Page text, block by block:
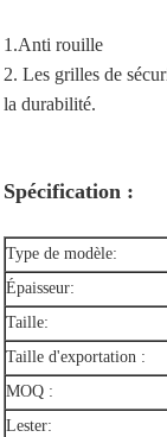
1.Anti rouille
2. Les grilles de
la durabilité.
Spécification :
Type de modèle:
Épaisseur:
Taille:
Taille d'exportation :
MOQ :
Lester: